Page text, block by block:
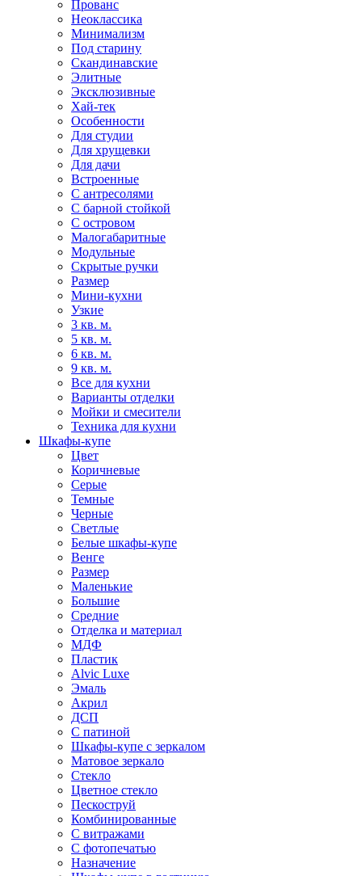
Прованс
Неоклассика
Минимализм
Под старину
Скандинавские
Элитные
Эксклюзивные
Хай-тек
Особенности
Для студии
Для хрущевки
Для дачи
Встроенные
С антресолями
С барной стойкой
С островом
Малогабаритные
Модульные
Скрытые ручки
Размер
Мини-кухни
Узкие
3 кв. м.
5 кв. м.
6 кв. м.
9 кв. м.
Все для кухни
Варианты отделки
Мойки и смесители
Техника для кухни
Шкафы-купе
Цвет
Коричневые
Серые
Темные
Черные
Светлые
Белые шкафы-купе
Венге
Размер
Маленькие
Большие
Средние
Отделка и материал
МДФ
Пластик
Alvic Luxe
Эмаль
Акрил
ДСП
С патиной
Шкафы-купе с зеркалом
Матовое зеркало
Стекло
Цветное стекло
Пескоструй
Комбинированные
С витражами
С фотопечатью
Назначение